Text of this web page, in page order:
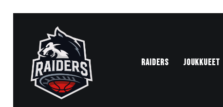
RAIDERS JOUKKUEET